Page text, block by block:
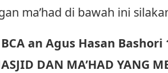
ma’had di bawah ini
an Agus Hasan Bashori
DAN MA’HAD YANG